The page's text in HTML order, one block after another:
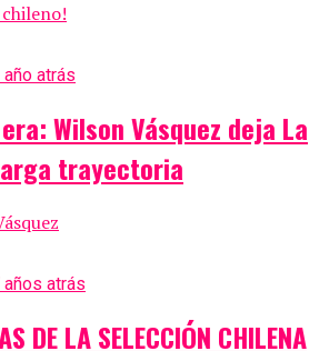
chileno!
año atrás
Wilson Vásquez deja La
trayectoria
años atrás
DE LA SELECCIÓN CHILENA